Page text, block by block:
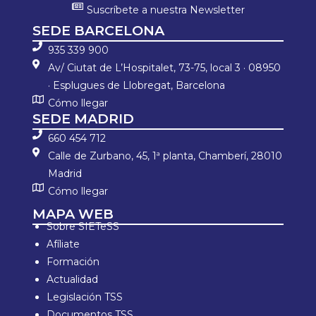
Suscríbete a nuestra Newsletter
SEDE BARCELONA
935 339 900
Av/ Ciutat de L’Hospitalet, 73-75, local 3 · 08950
· Esplugues de Llobregat, Barcelona
Cómo llegar
SEDE MADRID
660 454 712
Calle de Zurbano, 45, 1ª planta, Chamberí, 28010
Madrid
Cómo llegar
MAPA WEB
Sobre SIETeSS
Afíliate
Formación
Actualidad
Legislación TSS